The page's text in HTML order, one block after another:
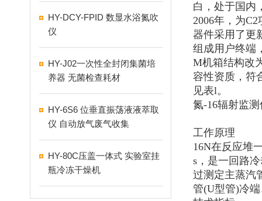
HY-DCY-FPID 数显水浴氮吹
仪
HY-J02一次性全封闭集菌培
养器 无菌检查耗材
HY-6S6 位垂直振荡液液萃取
仪 自动放气废气收集
HY-80C压盖一体式 实验室挂
瓶冷冻干燥机
白，处于国内
2006年，为C2
器件采用了更
组成用户终端
M机箱结构改
容性资质，符
见表l。
氮-16辐射监
工作原理
16N在反应堆
s，是一回路
过测定主蒸汽
管(U型管)冷